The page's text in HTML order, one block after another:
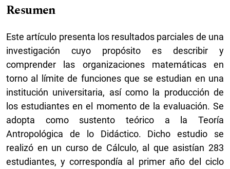
Resumen
Este artículo presenta los resultados parciales de una
investigación cuyo propósito es describir y
comprender las organizaciones matemáticas en
torno al límite de funciones que se estudian en una
institución universitaria, así como la producción de
los estudiantes en el momento de la evaluación. Se
adopta como sustento teórico a la Teoría
Antropológica de lo Didáctico. Dicho estudio se
realizó en un curso de Cálculo, al que asistían 283
estudiantes, y correspondía al primer año del ciclo